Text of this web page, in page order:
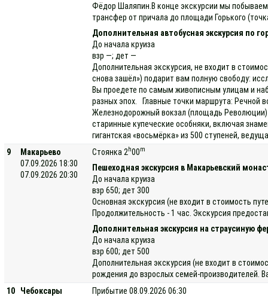
Фёдор Шаляпин.В конце экскурсии мы побываем
трансфер от причала до площади Горького
Дополнительная автобусная экскурсия по
До начала круиза
взр —; дет —
Дополнительная экскурсия, не входит в
снова зашёл») подарит вам полную свободу:
Вы проедете по самым живописным улицам и
разных эпох. Главные точки маршрута: Речной
Железнодорожный вокзал (площадь Революции)
старинные купеческие особняки, включая
гигантская «восьмёрка» из 500 ступеней,
9
Макарьево
07.09.2026 18:30
07.09.2026 20:30
Стоянка 2 h00m
Пешеходная экскурсия в Макарьевский
До начала круиза
взр 650; дет 300
Основная экскурсия (не входит в стоимость
Продолжительность - 1 час. Экскурсия
Дополнительная экскурсия на страусиную
До начала круиза
взр 600; дет 500
Дополнительная экскурсия (не входит в
рождения до взрослых семей-производителей.
10
Чебоксары Прибытие 08.09.2026 06:30